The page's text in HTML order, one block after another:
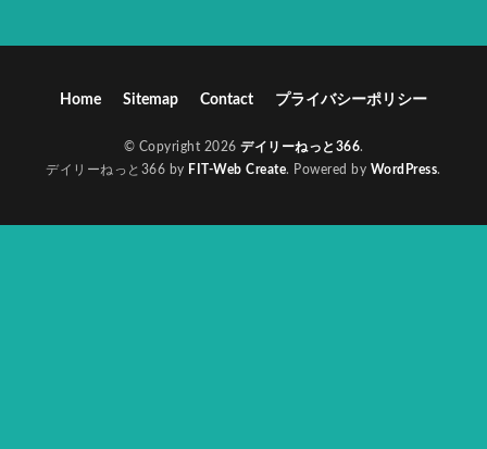
Home Sitemap Contact プライバシーポリシー
© Copyright 2026 デイリーねっと366.
デイリーねっと366 by FIT-Web Create. Powered by WordPress.